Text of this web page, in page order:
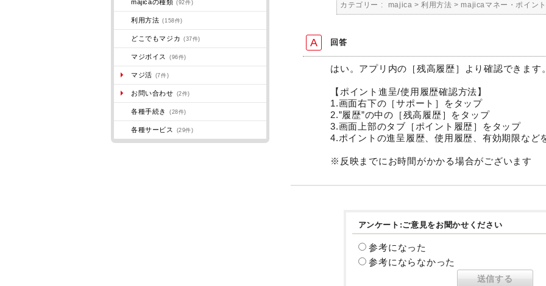
majicaの種類 (92件)
利用方法 (158件)
どこでもマジカ (37件)
マジボイス (96件)
マジ活 (7件)
お問い合わせ (2件)
各種手続き (28件)
各種サービス (29件)
カテゴリー : majica >利用方法 >majicaマネー・ポイント
回答
はい。アプリ内の［残高履歴］より確認できます。
【ポイント進呈/使用履歴確認方法】
1.画面右下の［サポート］をタップ
2.”履歴”の中の［残高履歴］をタップ
3.画面上部のタブ［ポイント履歴］をタップ
4.ポイントの進呈履歴、使用履歴、有効期限など
※反映までにお時間がかかる場合がございます
アンケート:ご意見をお聞かせください
参考になった
参考にならなかった